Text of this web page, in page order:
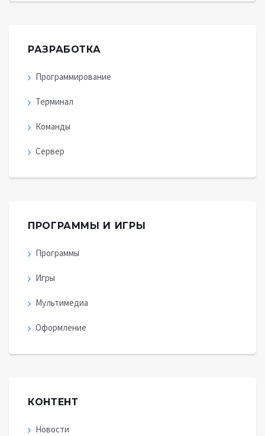
РАЗРАБОТКА
Программирование
Терминал
Команды
Сервер
ПРОГРАММЫ И ИГРЫ
Программы
Игры
Мультимедиа
Оформление
КОНТЕНТ
Новости